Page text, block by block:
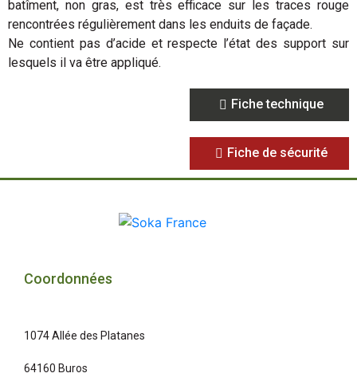
batîment, non gras, est très efficace sur les traces rouge
rencontrées régulièrement dans les enduits de façade.
Ne contient pas d’acide et respecte l’état des support sur
lesquels il va être appliqué.
Fiche technique
Fiche de sécurité
Coordonnées
1074 Allée des Platanes
64160 Buros